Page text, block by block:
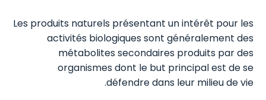
Les produits naturels présentant un intérêt pour les
activités biologiques sont généralement des
métabolites secondaires produits par des
organismes dont le but principal est de se
défendre dans leur milieu de vie.